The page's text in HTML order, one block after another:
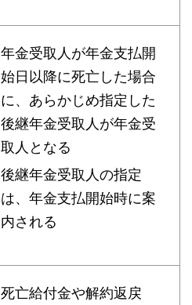
年金受取人が年金支払開
始日以降に死亡した場合
に、あらかじめ指定した
後継年金受取人が年金受
取人となる
後継年金受取人の指定
は、年金支払開始時に案
内される
死亡給付金や解約返戻